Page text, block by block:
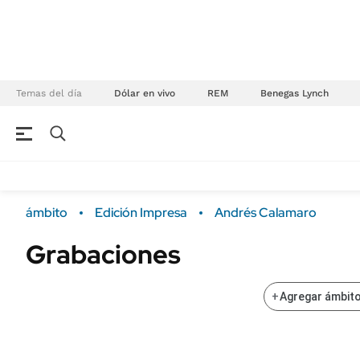
Temas del día Dólar en vivo REM Benegas Lynch
Campo
ENERGY REPORT
ámbito Edición Impresa Andrés Calamaro
Grabaciones
+Agregar